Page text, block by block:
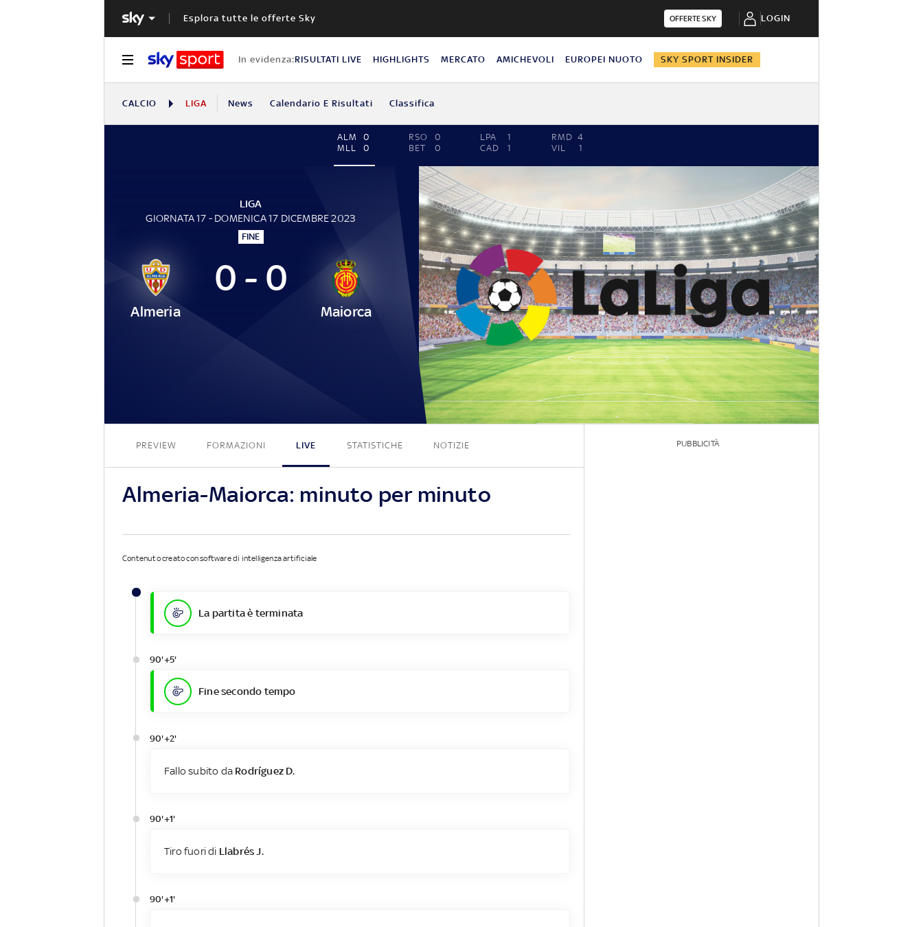
Esplora tutte le offerte Sky OFFERTE SKY LOGIN
In evidenza:RISULTATI LIVE HIGHLIGHTS MERCATO AMICHEVOLI EUROPEI NUOTO SKY SPORT INSIDER
CALCIO LIGA News Calendario E Risultati Classifica
ALM
0
MLL
0
RSO
0
BET
0
LPA
1
CAD
1
RMD 4
VIL
1
LIGA
GIORNATA 17 - DOMENICA 17 DICEMBRE 2023
FINE
Almeria
0 - 0
Maiorca
0 - 0
PREVIEW FORMAZIONI LIVE STATISTICHE NOTIZIE
Almeria-Maiorca: minuto per minuto
Contenuto creato con software di intelligenza artificiale
La partita è terminata
90'+5'
Fine secondo tempo
90'+2'
Fallo subito da Rodríguez D.
90'+1'
Tiro fuori di Llabrés J.
90'+1'
PUBBLICITÀ